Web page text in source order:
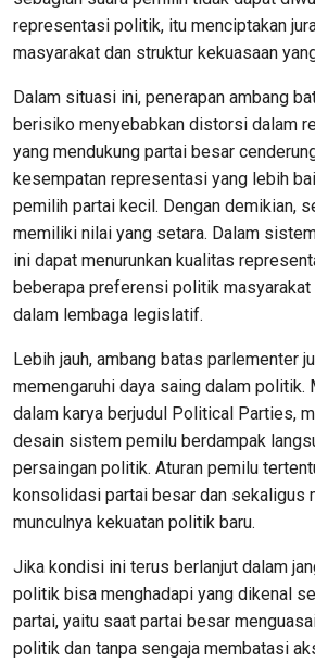
representasi politik, itu menciptakan
masyarakat dan struktur kekuasaan
Dalam situasi ini, penerapan ambang
berisiko menyebabkan distorsi dalam
yang mendukung partai besar
kesempatan representasi yang lebih
pemilih partai kecil. Dengan demikian,
memiliki nilai yang setara. Dalam
ini dapat menurunkan kualitas
beberapa preferensi politik
dalam lembaga legislatif.
Lebih jauh, ambang batas parlementer
memengaruhi daya saing dalam politik.
dalam karya berjudul Political Parties,
desain sistem pemilu berdampak
persaingan politik. Aturan pemilu
konsolidasi partai besar dan sekaligus
munculnya kekuatan politik baru.
Jika kondisi ini terus berlanjut dalam
politik bisa menghadapi yang dikenal
partai, yaitu saat partai besar
politik dan tanpa sengaja membatasi